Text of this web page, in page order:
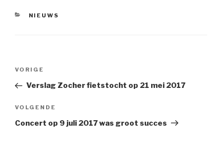
CATEGORIEËN
NIEUWS
Vorig
bericht
VORIGE
Verslag Zocher fietstocht op 21 mei 2017
Volgend
bericht
VOLGENDE
Concert op 9 juli 2017 was groot succes